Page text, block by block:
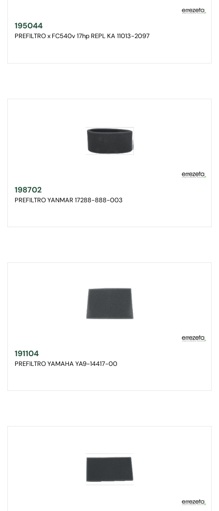
195044
PREFILTRO x FC540v 17hp REPL KA 11013-2097
198702
PREFILTRO YANMAR 17288-888-003
191104
PREFILTRO YAMAHA YA9-14417-00